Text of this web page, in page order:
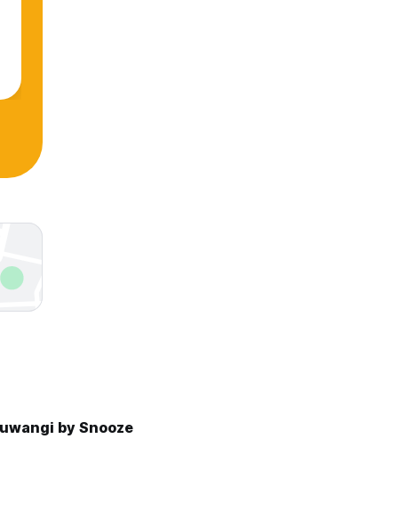
by Snooze